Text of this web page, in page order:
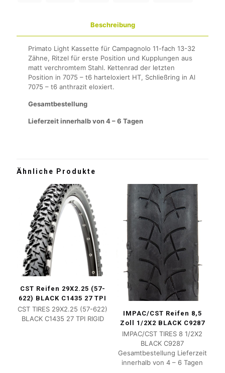
Beschreibung
Primato Light Kassette für Campagnolo 11-fach 13-32
Zähne, Ritzel für erste Position und Kupplungen aus
matt verchromtem Stahl. Kettenrad der letzten
Position in 7075 – t6 harteloxiert HT, Schließring in Al
7075 – t6 anthrazit eloxiert.
Gesamtbestellung
Lieferzeit innerhalb von 4 – 6 Tagen
Ähnliche Produkte
CST Reifen 29X2.25 (57-
622) BLACK C1435 27 TPI
CST TIRES 29X2.25 (57-622)
BLACK C1435 27 TPI RIGID
IMPAC/CST Reifen 8,5
Zoll 1/2X2 BLACK C9287
IMPAC/CST TIRES 8 1/2X2
BLACK C9287
Gesamtbestellung Lieferzeit
innerhalb von 4 – 6 Tagen